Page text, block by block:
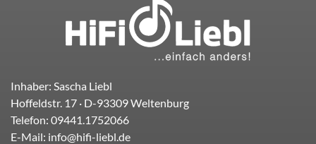
Inhaber: Sascha Liebl
Hoffeldstr. 17 · D-93309Weltenburg
Telefon: 09441.1752066
E-Mail: info@hifi-liebl.de